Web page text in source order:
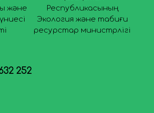
және
Республикасының
Экология және табиғи
ресурстар министрлігі
252